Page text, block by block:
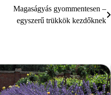
Magaságyás gyommentesen –
egyszerű trükkök kezdőknek